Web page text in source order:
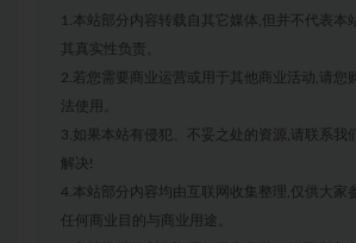
1.本站部分内容转载自其它媒体,但并不代表本
其真实性负责。
2.若您需要商业运营或用于其他商业活动,请您
法使用。
3.如果本站有侵犯、不妥之处的资源,请联系我
解决!
4.本站部分内容均由互联网收集整理,仅供大家
任何商业目的与商业用途。